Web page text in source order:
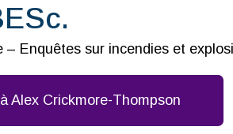
– Enquêtes sur incendies et
Alex Crickmore-Thompson